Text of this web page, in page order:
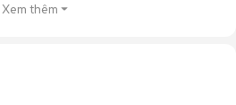
Xem thêm